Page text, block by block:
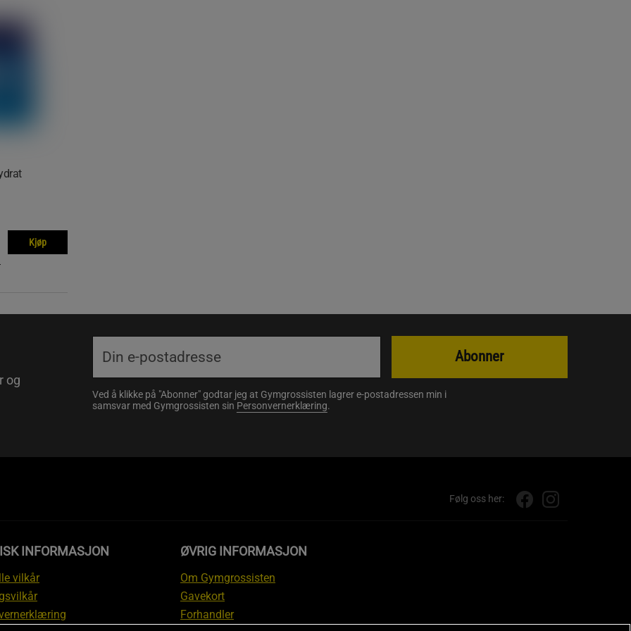
Kjøp
og
Ved å klikke på "Abonner" godtar jeg at Gymgrossisten lagrer e-postadressen min i
samsvar med Gymgrossisten sin Personvernerklæring.
Abonner
Følg oss her:
INFORMASJON
vilkår
ØVRIG INFORMASJON
Om Gymgrossisten
Gavekort
Forhandler